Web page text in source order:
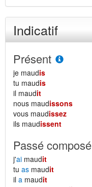
Indicatif
Présent
je maudis
tu maudis
il maudit
nous maudissons
vous maudissez
ils maudissent
Passé composé
j'ai maudit
tu as maudit
il a maudit